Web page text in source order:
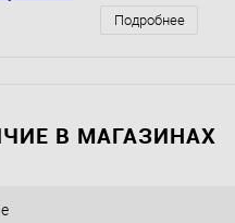
Подробнее
В МАГАЗИНАХ